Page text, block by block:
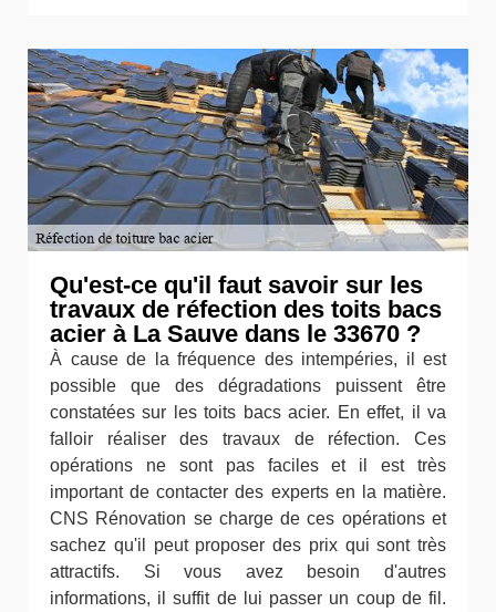
Qu'est-ce qu'il faut savoir sur les
travaux de réfection des toits bacs
acier à La Sauve dans le 33670 ?
À cause de la fréquence des intempéries, il est
possible que des dégradations puissent être
constatées sur les toits bacs acier. En effet, il va
falloir réaliser des travaux de réfection. Ces
opérations ne sont pas faciles et il est très
important de contacter des experts en la matière.
CNS Rénovation se charge de ces opérations et
sachez qu'il peut proposer des prix qui sont très
attractifs. Si vous avez besoin d'autres
informations, il suffit de lui passer un coup de fil.